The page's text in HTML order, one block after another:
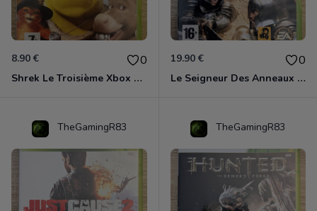
8.90 € 0
Shrek Le Troisième Xbox 360
19.90 € 0
Le Seigneur Des Anneaux - L'âge Des Conquêtes Xbox 360
TheGamingR83 TheGamingR83